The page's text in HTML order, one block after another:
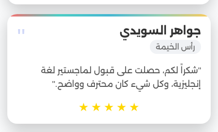
" جواهر السويدي
رأس الخيمة
"شكراً لكم، حصلت على قبول لماجستير لغة
إنجليزية، وكل شيء كان محترف وواضح."
★
★
★
★
★